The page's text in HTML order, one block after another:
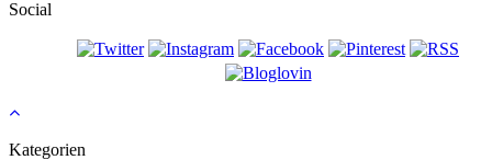
Social
Kategorien